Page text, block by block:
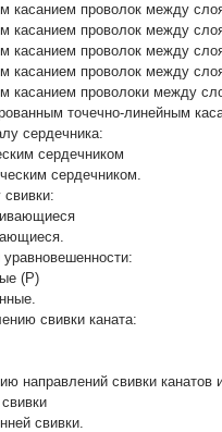
касанием проволок между
касанием проволок между
касанием проволок между
касанием проволок между
касанием проволоки между
точечно-линейным
сердечника:
сердечником
сердечником.
(Р)
свивки каната:
направлений свивки канатов
свивки.